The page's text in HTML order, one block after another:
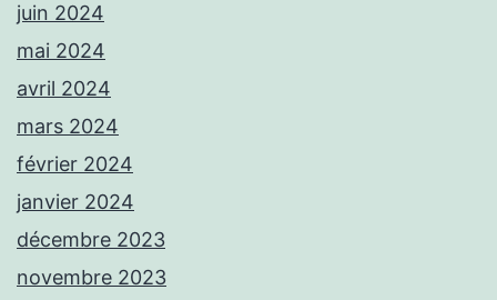
juin 2024
mai 2024
avril 2024
mars 2024
février 2024
janvier 2024
décembre 2023
novembre 2023